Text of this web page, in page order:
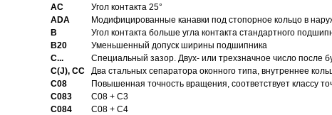
AC
Угол контакта 25°
ADA
Модифицированные канавки под стопорное кольцо в
B
Угол контакта больше угла контакта стандартного
B20
Уменьшенный допуск ширины подшипника
C...
Специальный зазор. Двух- или трехзначное число после
C(J), CC
Два стальных сепаратора оконного типа, внутреннее
C08
Повышенная точность вращения, соответствует классу
C083
C08 + C3
C084
C08 + C4